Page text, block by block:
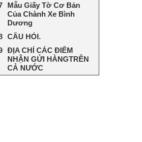
Mẫu Giấy Tờ Cơ Bản
Của Chành Xe Bình
Dương
CÂU HỎI.
ĐỊA CHỈ CÁC ĐIỂM
NHẬN GỬI HÀNGTRÊN
CẢ NƯỚC